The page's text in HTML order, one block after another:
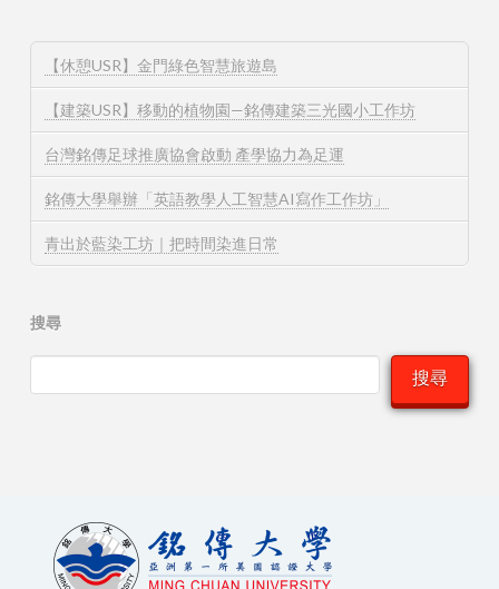
【休憩USR】金門綠色智慧旅遊島
【建築USR】移動的植物園—銘傳建築三光國小工作坊
台灣銘傳足球推廣協會啟動 產學協力為足運
銘傳大學舉辦「英語教學人工智慧AI寫作工作坊」
青出於藍染工坊｜把時間染進日常
搜尋
搜尋